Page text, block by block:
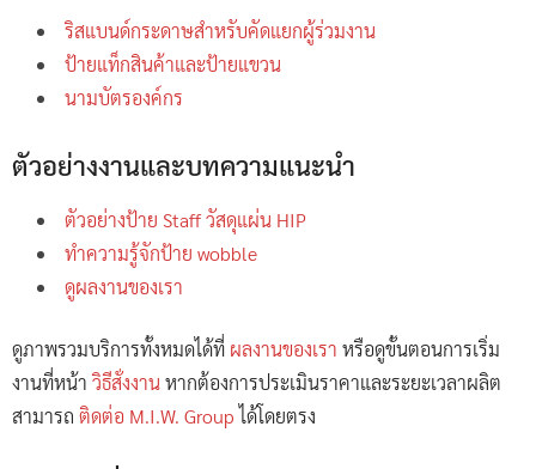
ริสแบนด์กระดาษสำหรับคัดแยกผู้ร่วมงาน
ป้ายแท็กสินค้าและป้ายแขวน
นามบัตรองค์กร
ตัวอย่างงานและบทความแนะนำ
ตัวอย่างป้าย Staff วัสดุแผ่น HIP
ทำความรู้จักป้าย wobble
ดูผลงานของเรา
ดูภาพรวมบริการทั้งหมดได้ที่ ผลงานของเรา หรือดูขั้นตอนการเริ่ม
งานที่หน้า วิธีสั่งงานหากต้องการประเมินราคาและระยะเวลาผลิต
สามารถ ติดต่อ M.I.W. Groupได้โดยตรง